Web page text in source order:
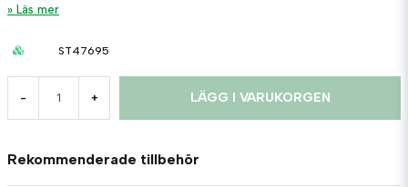
Läs mer
ST47695
- + LÄGG I VARUKORGEN
Rekommenderade tillbehör